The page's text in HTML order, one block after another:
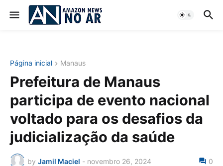
Página inicial Manaus
Prefeitura de Manaus
participa de evento nacional
voltado para os desafios da
judicialização da saúde
by Jamil Maciel - novembro 26, 2024 0